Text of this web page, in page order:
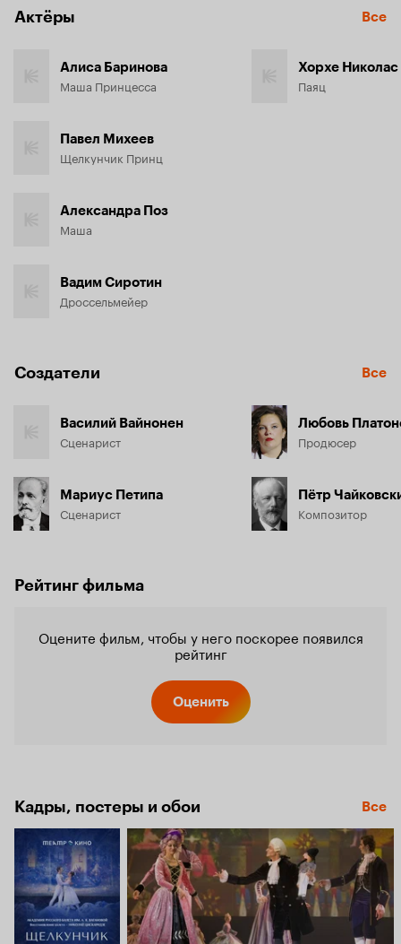
Актёры Все
Алиса Баринова
Маша Принцесса
Павел Михеев
Щелкунчик Принц
Александра Поз
Маша
Вадим Сиротин
Дроссельмейер
Хорхе Николас
Паяц
Создатели Все
Василий Вайнонен
Сценарист
Мариус Петипа
Сценарист
Любовь
Продюсер
Пётр
Композитор
Рейтинг фильма
Оцените фильм, чтобы у него поскорее появился
рейтинг
Оценить
Кадры, постеры и обои Все